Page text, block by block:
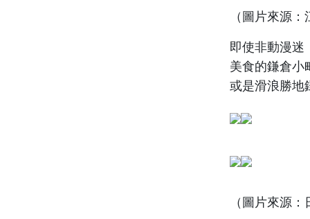
（圖片來源
即使非動漫
美食的鎌倉小
或是滑浪勝地
（圖片來源